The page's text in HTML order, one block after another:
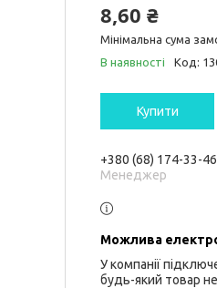
8,60 ₴
Мінімальна сума
В наявності
Код:
Купити
+380 (68) 174-33-46
Менеджер
У компанії
будь-який товар